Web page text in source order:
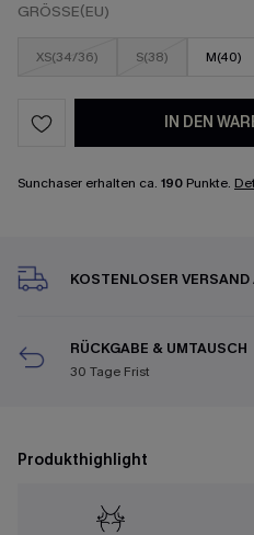
GRÖSSE(EU)
XS(34/36) S(38) M(40)
IN DEN
Sunchaser erhalten ca. 190 Punkte.
KOSTENLOSER
RÜCKGABE & UMTAUSCH
30 Tage Frist
Produkthighlight